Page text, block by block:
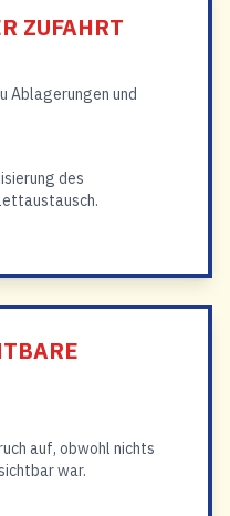
ZUFAHRT
Ablagerungen und
des
auf, obwohl nichts
war.